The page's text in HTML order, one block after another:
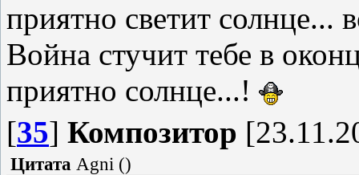
приятно светит солнце...
Война стучит тебе в
приятно солнце...!
[35] Композитор
Цитата Agni ()